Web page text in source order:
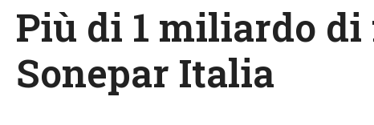
Più di 1 miliardo
Sonepar Italia